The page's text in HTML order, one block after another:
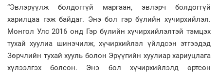
“Эвлэрүүлж болдоггүй маргаан, эвлэрч болдоггүй
харилцаа гэж байдаг. Энэ бол гэр бүлийн хүчирхийлэл.
Монгол Улс 2016 онд Гэр бүлийн хүчирхийлэлтэй тэмцэх
тухай хуулиа шинэчилж, хүчирхийлэл үйлдсэн этгээдэд
Зөрчлийн тухай хууль болон Эрүүгийн хуулиар хариуцлага
хүлээлгэх болсон. Энэ бол хүчирхийлэлд өртсөн